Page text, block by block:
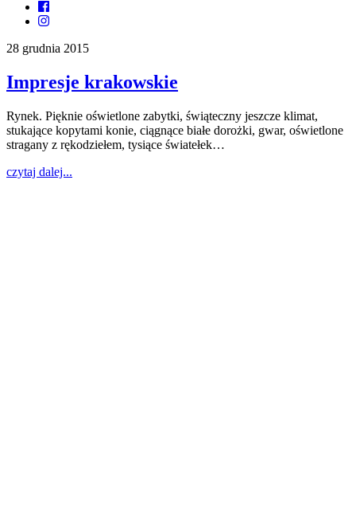
28 grudnia 2015
Impresje krakowskie
Rynek. Pięknie oświetlone zabytki, świąteczny jeszcze klimat,
stukające kopytami konie, ciągnące białe dorożki, gwar, oświetlone
stragany z rękodziełem, tysiące światełek…
czytaj dalej...